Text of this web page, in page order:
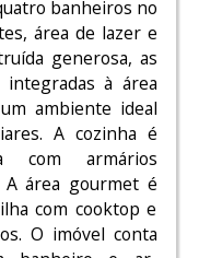
banheiros no
área de lazer e
generosa, as
à área
ambiente ideal
A cozinha é
com armários
A área gourmet é
com cooktop e
O imóvel conta